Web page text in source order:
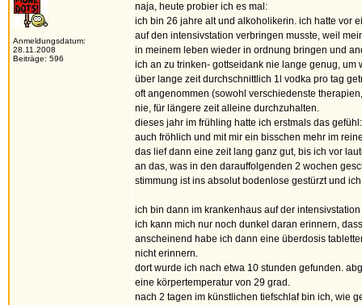
Anmeldungsdatum:
28.11.2008
Beiträge: 596
naja, heute probier ich es mal:
ich bin 26 jahre alt und alkoholikerin. ich hatte vor
auf den intensivstation verbringen musste, weil
in meinem leben wieder in ordnung bringen und
ich an zu trinken- gottseidank nie lange genug,
über lange zeit durchschnittlich 1l vodka pro tag
oft angenommen (sowohl verschiedenste
nie, für längere zeit alleine durchzuhalten.
dieses jahr im frühling hatte ich erstmals das
auch fröhlich und mit mir ein bisschen mehr im
das lief dann eine zeit lang ganz gut, bis ich vor
an das, was in den darauffolgenden 2 wochen
stimmung ist ins absolut bodenlose gestürzt und
ich bin dann im krankenhaus auf der
ich kann mich nur noch dunkel daran erinnern,
anscheinend habe ich dann eine überdosis
nicht erinnern.
dort wurde ich nach etwa 10 stunden gefunden.
eine körpertemperatur von 29 grad.
nach 2 tagen im künstlichen tiefschlaf bin ich, wie